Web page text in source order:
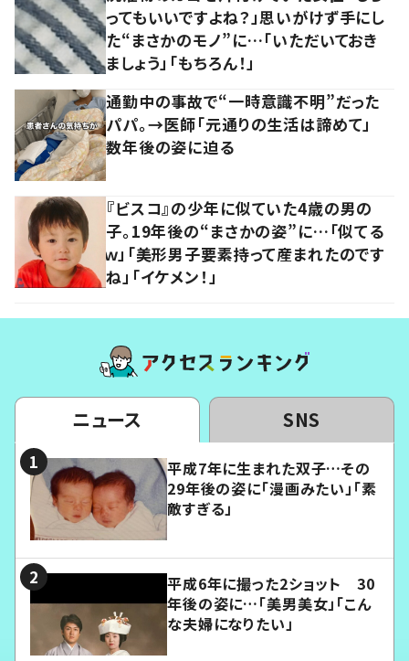
ってもいいですよね？」思いがけず手にし
た“まさかのモノ”に…「いただいておき
ましょう」「もちろん！」
通勤中の事故で“一時意識不明”だった
パパ。→医師「元通りの生活は諦めて」
数年後の姿に迫る
『ビスコ』の少年に似ていた4歳の男の
子。19年後の“まさかの姿”に…「似てる
ｗ」「美形男子要素持って産まれたのです
ね」「イケメン！」
ニュース SNS
平成7年に生まれた双子…その
29年後の姿に「漫画みたい」「素
敵すぎる」
平成6年に撮った2ショット 30
年後の姿に…「美男美女」「こん
な夫婦になりたい」